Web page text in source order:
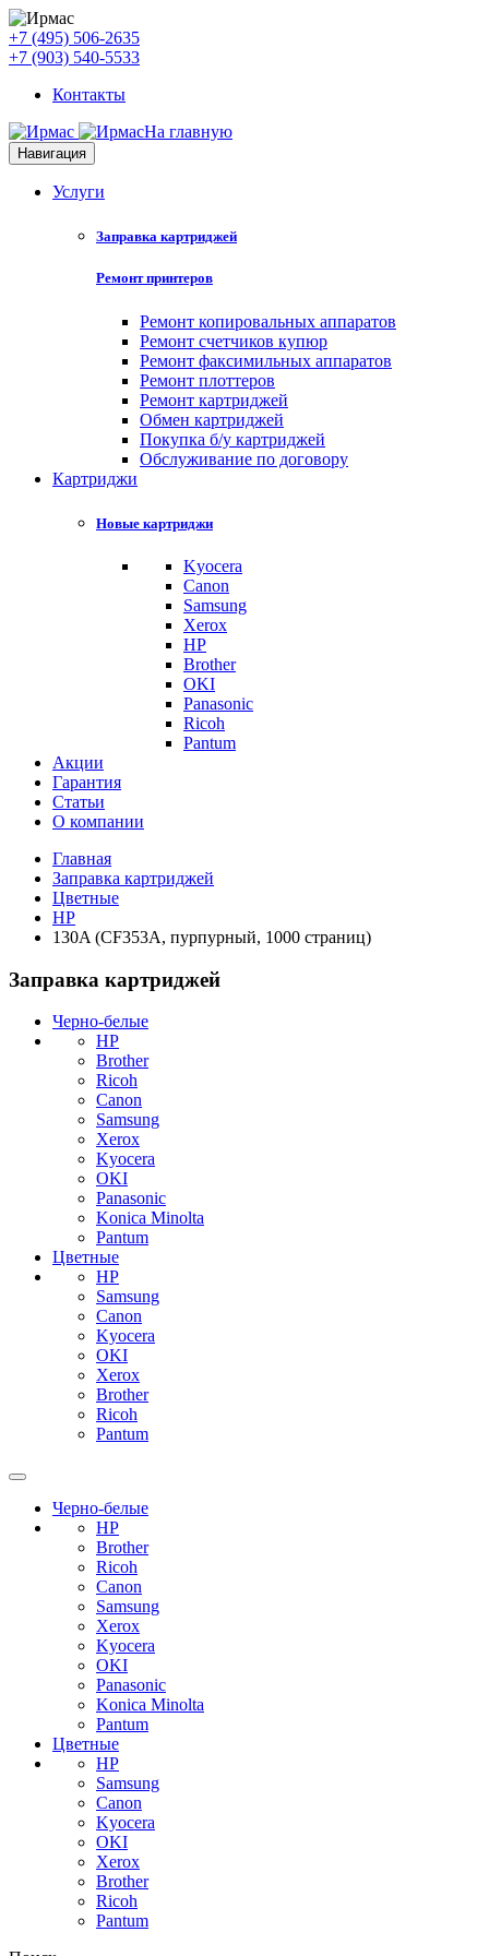
+7 (495) 506-2635
+7 (903) 540-5533
Контакты
На главную
Навигация
Услуги
Заправка картриджей
Ремонт принтеров
Ремонт копировальных аппаратов
Ремонт счетчиков купюр
Ремонт факсимильных аппаратов
Ремонт плоттеров
Ремонт картриджей
Обмен картриджей
Покупка б/у картриджей
Обслуживание по договору
Картриджи
Новые картриджи
Kyocera
Canon
Samsung
Xerox
HP
Brother
OKI
Panasonic
Ricoh
Pantum
Акции
Гарантия
Статьи
О компании
Главная
Заправка картриджей
Цветные
HP
130A (CF353A, пурпурный, 1000 страниц)
Заправка картриджей
Черно-белые
HP
Brother
Ricoh
Canon
Samsung
Xerox
Kyocera
OKI
Panasonic
Konica Minolta
Pantum
Цветные
HP
Samsung
Canon
Kyocera
OKI
Xerox
Brother
Ricoh
Pantum
Черно-белые
HP
Brother
Ricoh
Canon
Samsung
Xerox
Kyocera
OKI
Panasonic
Konica Minolta
Pantum
Цветные
HP
Samsung
Canon
Kyocera
OKI
Xerox
Brother
Ricoh
Pantum